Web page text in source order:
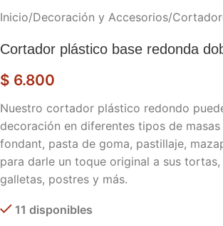
Inicio/Decoración y Accesorios/
Cortador plástico base redonda
$ 6.800
Nuestro cortador plástico redondo
decoración en diferentes tipos de
fondant, pasta de goma, pastillaje,
para darle un toque original a sus tortas,
galletas, postres y más.
11 disponibles